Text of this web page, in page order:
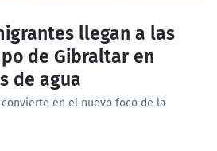
llegan a las
de Gibraltar en
de agua
en el nuevo foco de la